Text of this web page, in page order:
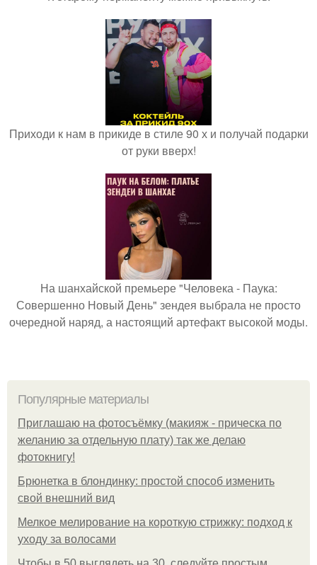
Приходи к нам в прикиде в стиле 90 х и получай подарки
от руки вверх!
На шанхайской премьере "Человека - Паука:
Совершенно Новый День" зендея выбрала не просто
очередной наряд, а настоящий артефакт высокой моды.
Популярные материалы
Приглашаю на фотосъёмку (макияж - прическа по
желанию за отдельную плату) так же делаю
фотокнигу!
Брюнетка в блондинку: простой способ изменить
свой внешний вид
Мелкое мелирование на короткую стрижку: подход к
уходу за волосами